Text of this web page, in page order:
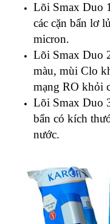
Lõi Smax Duo
các cặn bẩn lơ
micron.
Lõi Smax Duo
màu, mùi Clo
mạng RO khỏi
Lõi Smax Duo
bẩn có kích
nước.